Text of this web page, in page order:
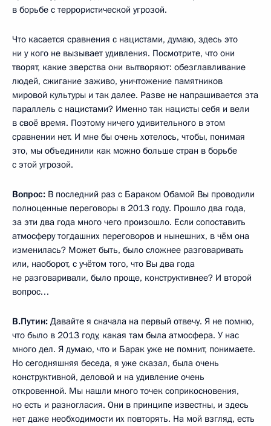
в борьбе с террористической угрозой.
Что касается сравнения с нацистами, думаю, здесь это
ни у кого не вызывает удивления. Посмотрите, что они
творят, какие зверства они вытворяют: обезглавливание
людей, сжигание заживо, уничтожение памятников
мировой культуры и так далее. Разве не напрашивается эта
параллель с нацистами? Именно так нацисты себя и вели
в своё время. Поэтому ничего удивительного в этом
сравнении нет. И мне бы очень хотелось, чтобы, понимая
это, мы объединили как можно больше стран в борьбе
с этой угрозой.
Вопрос: В последний раз с Бараком Обамой Вы проводили
полноценные переговоры в 2013 году. Прошло два года,
за эти два года много чего произошло. Если сопоставить
атмосферу тогдашних переговоров и нынешних, в чём она
изменилась? Может быть, было сложнее разговаривать
или, наоборот, с учётом того, что Вы два года
не разговаривали, было проще, конструктивнее? И второй
вопрос…
В.Путин: Давайте я сначала на первый отвечу. Я не помню,
что было в 2013 году, какая там была атмосфера. У нас
много дел. Я думаю, что и Барак уже не помнит, понимаете.
Но сегодняшняя беседа, я уже сказал, была очень
конструктивной, деловой и на удивление очень
откровенной. Мы нашли много точек соприкосновения,
но есть и разногласия. Они в принципе известны, и здесь
нет даже необходимости их повторять. На мой взгляд, есть